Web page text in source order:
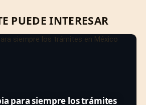
PUEDE INTERESAR
para siempre los trámites